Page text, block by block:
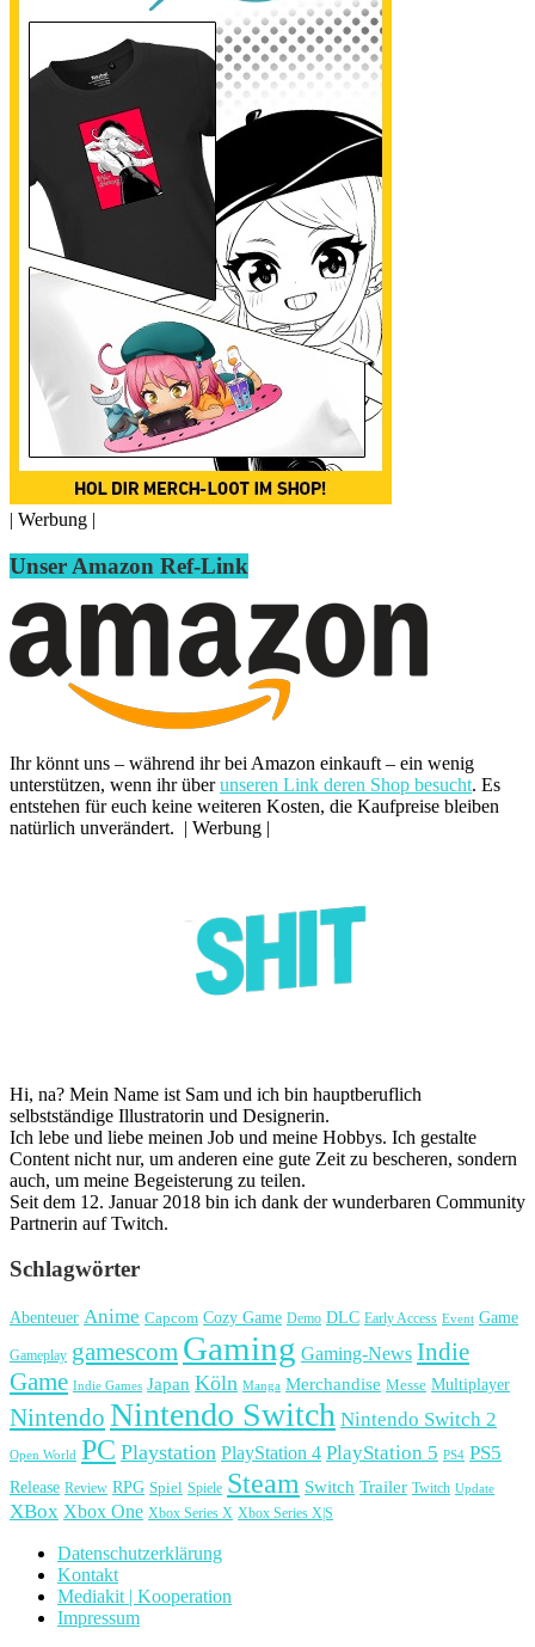
| Werbung |
Unser Amazon Ref-Link
Ihr könnt uns – während ihr bei Amazon einkauft – ein wenig
unterstützen, wenn ihr überunseren Link deren Shop besucht. Es
entstehen für euch keine weiteren Kosten, die Kaufpreise bleiben
natürlich unverändert. | Werbung |
Hi, na? Mein Name ist Sam und ich bin hauptberuflich
selbstständige Illustratorin und Designerin.
Ich lebe und liebe meinen Job und meine Hobbys. Ich gestalte
Content nicht nur, um anderen eine gute Zeit zu bescheren, sondern
auch, um meine Begeisterung zu teilen.
Seit dem 12. Januar 2018 bin ich dank der wunderbaren Community
Partnerin auf Twitch.
Schlagwörter
Abenteuer Anime Capcom Cozy Game Demo DLC Early Access Event Game
Gameplay gamescom Gaming Gaming-News Indie
Game Indie Games Japan Köln Manga Merchandise Messe Multiplayer
Nintendo Nintendo Switch Nintendo Switch 2
Open World PC Playstation PlayStation 4 PlayStation 5 PS4 PS5
Release Review RPG Spiel Spiele Steam Switch Trailer Twitch Update
XBox Xbox One Xbox Series X Xbox Series X|S
Datenschutzerklärung
Kontakt
Mediakit | Kooperation
Impressum